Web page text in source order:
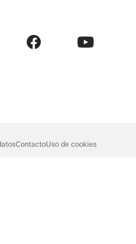
ContactoUso de cookies